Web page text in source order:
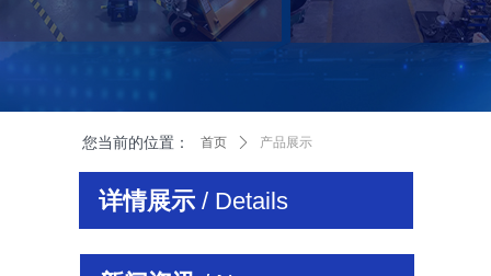
您当前的位置： 首页 ꄲ 产品展示
详情展示 / Details